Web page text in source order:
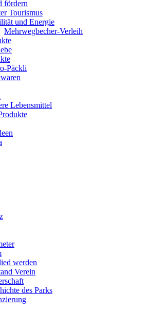
fördern
Tourismus
und Energie
Mehrwegbecher-Verleih
Päckli
Lebensmittel
werden
Verein
des Parks